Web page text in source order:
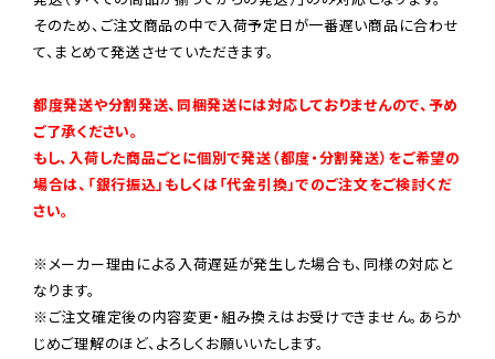
そのため、ご注文商品の中で入荷予定日が一番遅い商品に合わせ
て、まとめて発送させていただきます。
都度発送や分割発送、同梱発送には対応しておりませんので、予め
ご了承ください。
もし、入荷した商品ごとに個別で発送（都度・分割発送）をご希望の
場合は、「銀行振込」もしくは「代金引換」でのご注文をご検討くだ
さい。
※メーカー理由による入荷遅延が発生した場合も、同様の対応と
なります。
※ご注文確定後の内容変更・組み換えはお受けできません。あらか
じめご理解のほど、よろしくお願いいたします。